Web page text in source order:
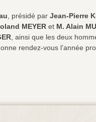
, présidé par Jean-Pierre
MEYER et M. Alain
, ainsi que les deux
rendez-vous l’année